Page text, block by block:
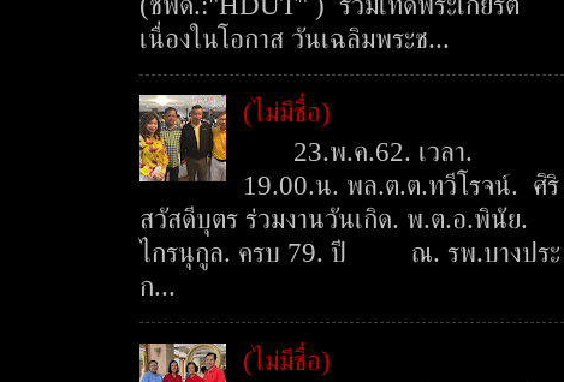
เนื่องในโอกาส วันเฉลิมพระช...
(ไม่มีชื่อ)
23.พ.ค.62. เวลา.
19.00.น. พล.ต.ต.ทวีโรจน์. ศิริ
สวัสดีบุตร ร่วมงานวันเกิด. พ.ต.อ.พินัย.
ไกรนุกูล. ครบ 79. ปี ณ. รพ.บางประ
ก...
(ไม่มีชื่อ)